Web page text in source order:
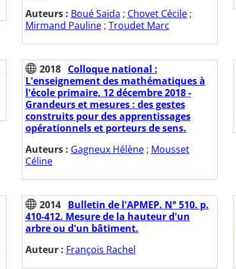
Auteurs : Boué Saida ; Chovet Cécile;
Mirmand Pauline; Troudet Marc
2018
Colloque national :
L'enseignement des mathématiques à
l'école primaire, 12 décembre 2018 -
Grandeurs et mesures : des gestes
construits pour des apprentissages
opérationnels et porteurs de sens.
Auteurs : Gagneux Hélène; Mousset
Céline
2014
Bulletin de l'APMEP. N° 510. p.
410-412. Mesure de la hauteur d'un
arbre ou d'un bâtiment.
Auteur : François Rachel